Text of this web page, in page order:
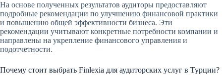
На основе полученных результатов аудиторы предоставляют
подробные рекомендации по улучшению финансовой практики
и повышению общей эффективности бизнеса. Эти
рекомендации учитывают конкретные потребности компании и
направлены на укрепление финансового управления и
подотчетности.
Почему стоит выбрать Finlexia для аудиторских услуг в Турции?